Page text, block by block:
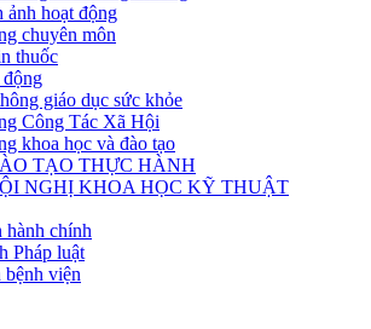
ảnh hoạt động
chuyên môn
thuốc
giáo dục sức khỏe
Công Tác Xã Hội
khoa học và đào tạo
TẠO THỰC HÀNH
NGHỊ KHOA HỌC KỸ THUẬT
hành chính
Pháp luật
bệnh viện